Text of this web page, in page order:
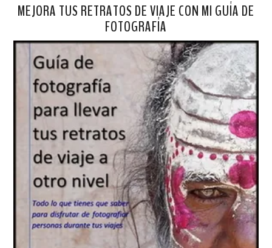
MEJORA TUS RETRATOS DE VIAJE CON MI GUÍA DE
FOTOGRAFÍA